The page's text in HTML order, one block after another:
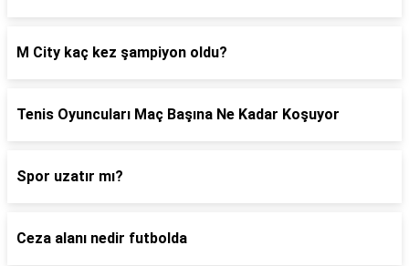
M City kaç kez şampiyon oldu?
Tenis Oyuncuları Maç Başına Ne Kadar Koşuyor
Spor uzatır mı?
Ceza alanı nedir futbolda